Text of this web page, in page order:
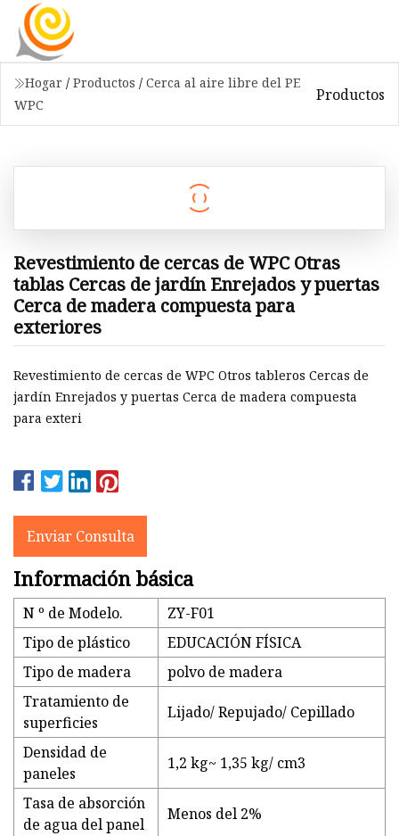
Hogar / Productos / Cerca al aire libre del PE
WPC
Productos
Revestimiento de cercas de WPC Otras
tablas Cercas de jardín Enrejados y puertas
Cerca de madera compuesta para
exteriores
Revestimiento de cercas de WPC Otros tableros Cercas de
jardín Enrejados y puertas Cerca de madera compuesta
para exteri
Enviar Consulta
Información básica
N º de Modelo.
ZY-F01
Tipo de plástico
EDUCACIÓN FÍSICA
Tipo de madera
polvo de madera
Tratamiento de
superficies
Lijado/ Repujado/ Cepillado
Densidad de
paneles
1,2 kg~ 1,35 kg/ cm3
Tasa de absorción
de agua del panel
Menos del 2%